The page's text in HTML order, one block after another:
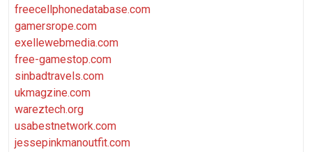
freecellphonedatabase.com
gamersrope.com
exellewebmedia.com
free-gamestop.com
sinbadtravels.com
ukmagzine.com
wareztech.org
usabestnetwork.com
jessepinkmanoutfit.com